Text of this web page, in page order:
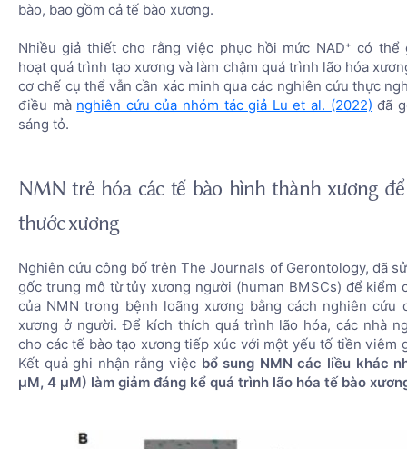
bào, bao gồm cả tế bào xương.
Nhiều giả thiết cho rằng việc phục hồi mức NAD⁺ có thể
hoạt quá trình tạo xương và làm chậm quá trình lão hóa
cơ chế cụ thể vẫn cần xác minh qua các nghiên cứu thực
điều mà nghiên cứu của nhóm tác giả Lu et al. (2022) đã
sáng tỏ.
NMN trẻ hóa các tế bào hình thành xương
thước xương
Nghiên cứu công bố trên The Journals of Gerontology, đã
gốc trung mô từ tủy xương người (human BMSCs) để kiểm
của NMN trong bệnh loãng xương bằng cách nghiên cứu
xương ở người. Để kích thích quá trình lão hóa, các nhà
cho các tế bào tạo xương tiếp xúc với một yếu tố tiền viêm
Kết quả ghi nhận rằng việc bổ sung NMN các liều khác
μM, 4 μM) làm giảm đáng kể quá trình lão hóa tế bào